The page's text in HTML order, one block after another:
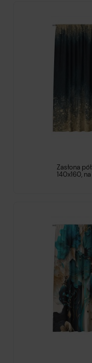
Zasłona
140x160,